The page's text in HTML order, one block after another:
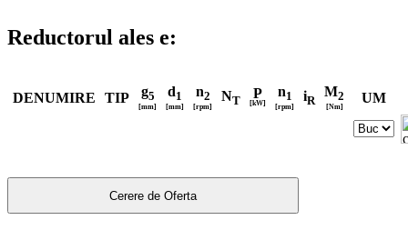
Reductorul ales e:
DENUMIRE TIP g5
[mm]
d1
[mm]
n2
[rpm]
NT P
[kW]
n1
[rpm]
iR
M2
[Nm]
UM